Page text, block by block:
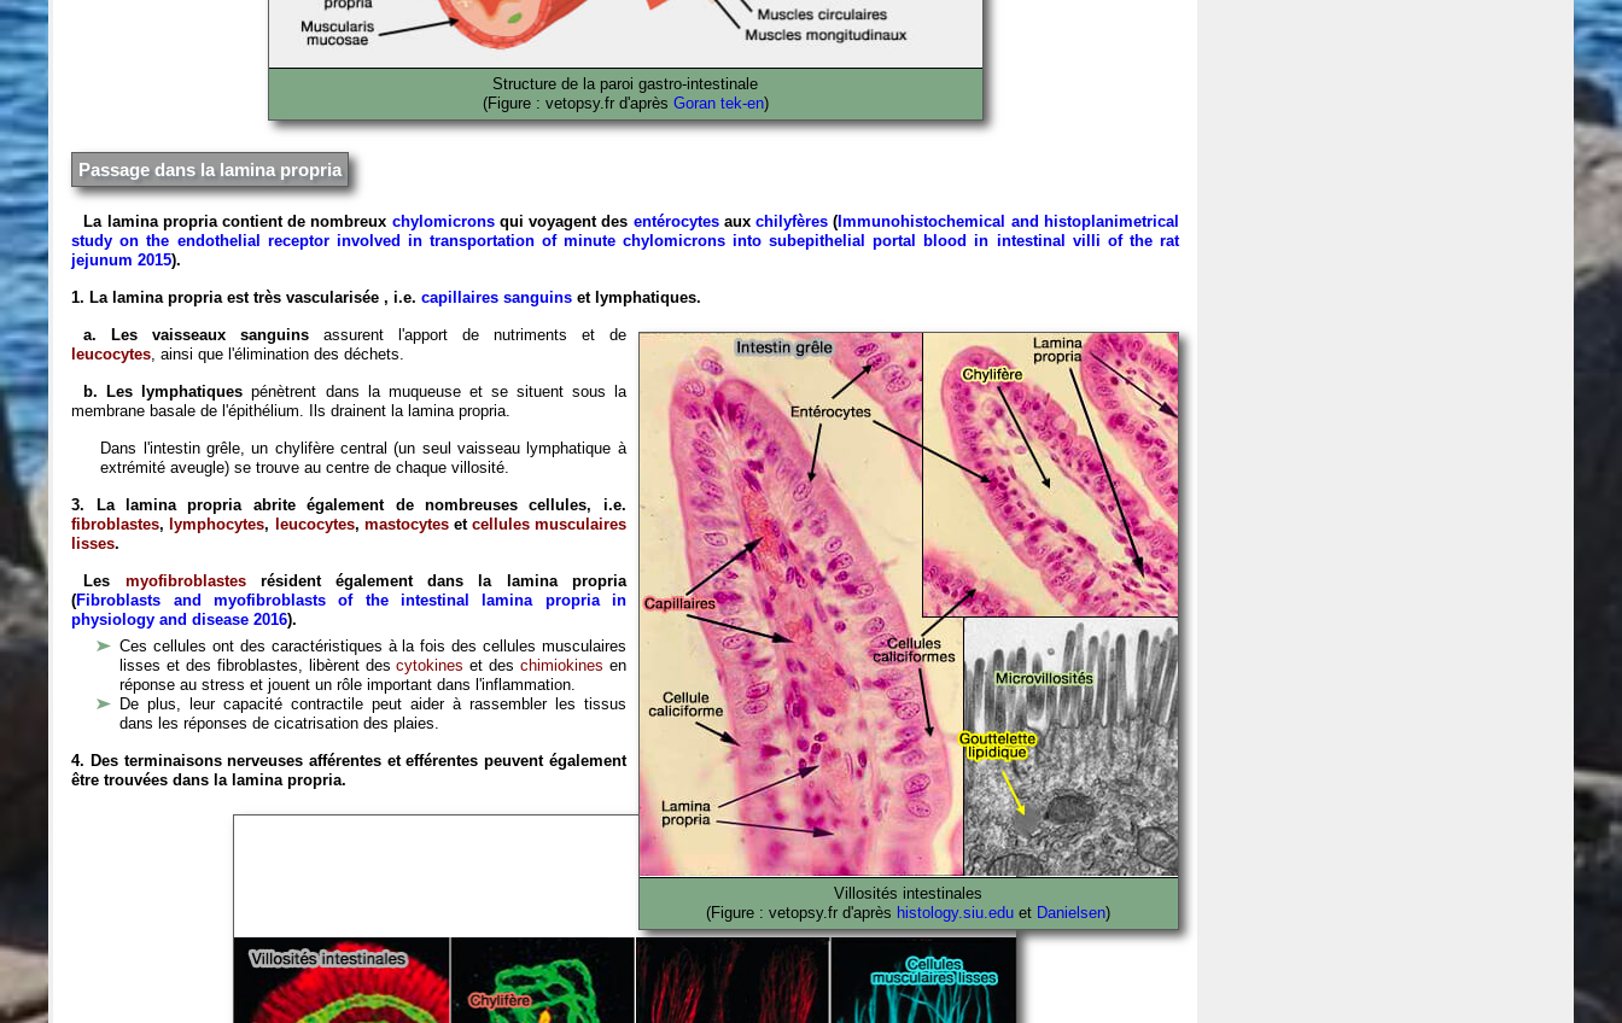
Structure de la paroi gastro-intestinale
(Figure : vetopsy.fr d'après Goran tek-en)
Passage dans la lamina propria
La lamina propria contient de nombreux chylomicronsqui voyagent des entérocytesauxchilyfères ( Immunohistochemical and histoplanimetrical
study on the endothelial receptor involved in transportation of minute chylomicrons into subepithelial portal blood in intestinal villi of the rat
jejunum 2015).
1. La lamina propria est très vascularisée , i.e.capillaires sanguins et lymphatiques.
Villosités intestinales
(Figure : vetopsy.fr d'après histology.siu.eduet Danielsen)
a. Les vaisseaux sanguins assurent l'apport de nutriments et de
leucocytes, ainsi que l'élimination des déchets.
b. Les lymphatiques pénètrent dans la muqueuse et se situent sous la
membrane basale de l'épithélium. Ils drainent la lamina propria.
Dans l'intestin grêle, un chylifère central (un seul vaisseau lymphatique à
extrémité aveugle) se trouve au centre de chaque villosité.
3. La lamina propria abrite également de nombreuses cellules, i.e.
fibroblastes, lymphocytes, leucocytes, mastocyteset cellules musculaires
lisses.
Les myofibroblastesrésident également dans la lamina propria
(Fibroblasts and myofibroblasts of the intestinal lamina propria in
physiology and disease 2016).
Ces cellules ont des caractéristiques à la fois des cellules musculaires
lisses et des fibroblastes, libèrent descytokines et des chimiokines en
réponse au stress et jouent un rôle important dans l'inflammation.
De plus, leur capacité contractile peut aider à rassembler les tissus
dans les réponses de cicatrisation des plaies.
4. Des terminaisons nerveuses afférentes et efférentes peuvent également
être trouvées dans la lamina propria.